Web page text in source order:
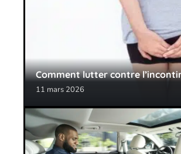
Comment lutter contre
11 mars 2026